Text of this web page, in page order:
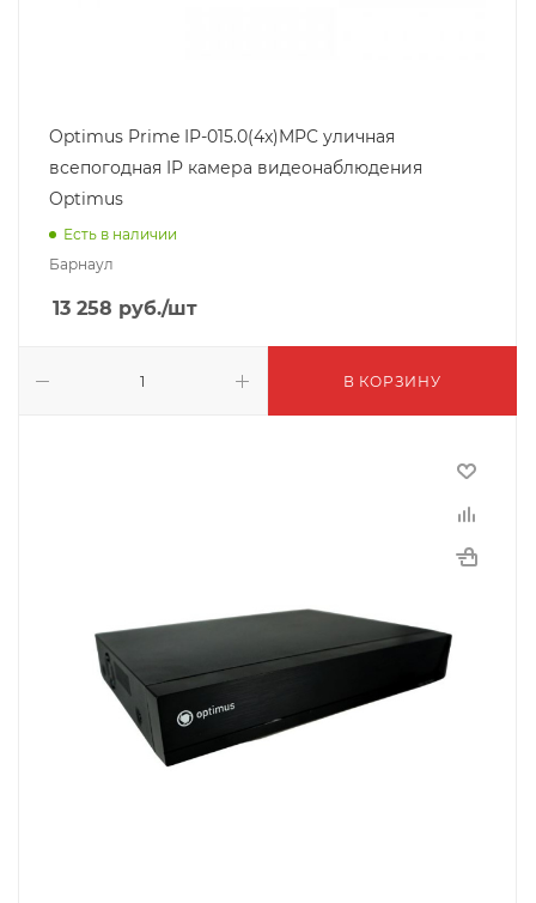
Optimus Prime IP-015.0(4x)MPC уличная
всепогодная IP камера видеонаблюдения
Optimus
Есть в наличии
Барнаул
13 258 руб./шт
В КОРЗИНУ